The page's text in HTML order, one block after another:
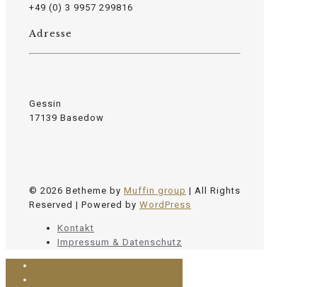
+49 (0) 3 9957 299816
Adresse
Gessin
17139 Basedow
© 2026 Betheme by Muffin group | All Rights
Reserved | Powered by WordPress
Kontakt
Impressum & Datenschutz